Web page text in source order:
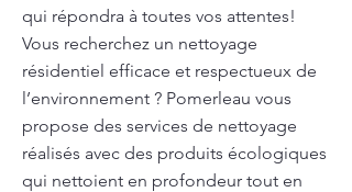
qui répondra à toutes vos attentes!
Vous recherchez un nettoyage
résidentiel efficace et respectueux de
l’environnement ? Pomerleau vous
propose des services de nettoyage
réalisés avec des produits écologiques
qui nettoient en profondeur tout en